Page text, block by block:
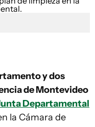
y dos
de Montevideo
Departamental
la Cámara de